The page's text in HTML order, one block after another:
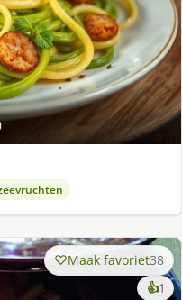
Maak favoriet38
👍1